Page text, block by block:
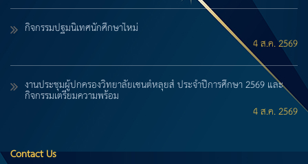
กิจกรรมปฐมนิเทศนักศึกษาใหม่
4 ส.ค. 2569
งานประชุมผู้ปกครองวิทยาลัยเซนต์หลุยส์ ประจำปีการศึกษา 2569 และ
กิจกรรมเตรียมความพร้อม
4 ส.ค. 2569
Contact Us